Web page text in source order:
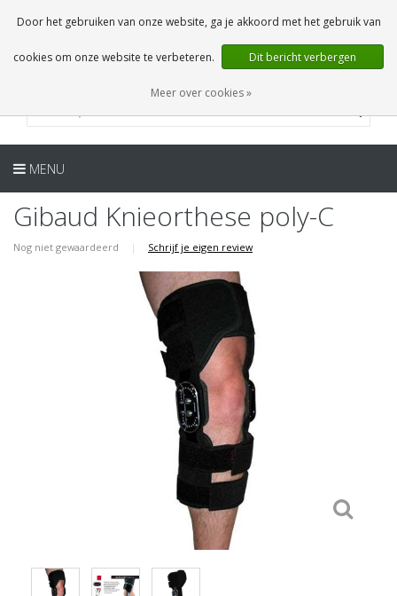
0 Artikelen
NL
MENU
Gibaud Knieorthese poly-C
Nog niet gewaardeerd | Schrijf je eigen review
Door het gebruiken van onze website, ga je akkoord met het gebruik van
cookies om onze website te verbeteren. Dit bericht verbergen
Meer over cookies »